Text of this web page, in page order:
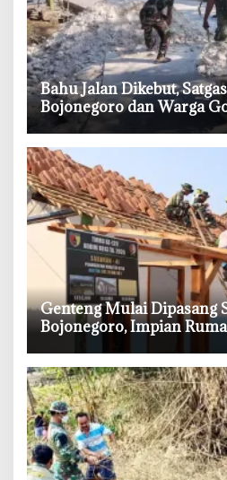
‎Bahu Jalan Dikebut,
Bojonegoro dan Warga
Tengah Terik
‎Genteng Mulai Dipasang
Bojonegoro, Impian